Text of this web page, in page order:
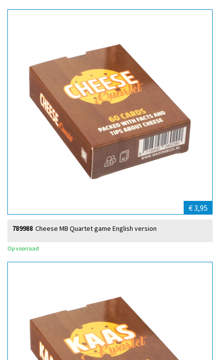
€ 3,95
Cheese MB Quartet game English version
789988
Op voorraad